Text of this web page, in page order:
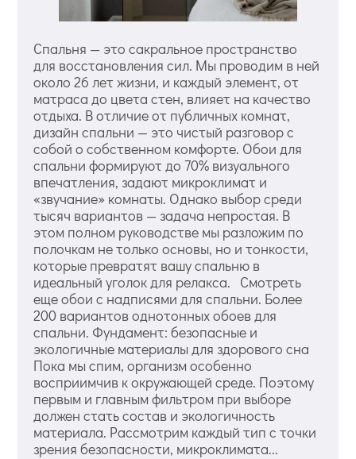
Спальня — это сакральное пространство
для восстановления сил. Мы проводим в ней
около 26 лет жизни, и каждый элемент, от
матраса до цвета стен, влияет на качество
отдыха. В отличие от публичных комнат,
дизайн спальни — это чистый разговор с
собой о собственном комфорте. Обои для
спальни формируют до 70% визуального
впечатления, задают микроклимат и
«звучание» комнаты. Однако выбор среди
тысяч вариантов — задача непростая. В
этом полном руководстве мы разложим по
полочкам не только основы, но и тонкости,
которые превратят вашу спальню в
идеальный уголок для релакса. Смотреть
еще обои с надписями для спальни. Более
200 вариантов однотонных обоев для
спальни. Фундамент: безопасные и
экологичные материалы для здорового сна
Пока мы спим, организм особенно
восприимчив к окружающей среде. Поэтому
первым и главным фильтром при выборе
должен стать состав и экологичность
материала. Рассмотрим каждый тип с точки
зрения безопасности, микроклимата...